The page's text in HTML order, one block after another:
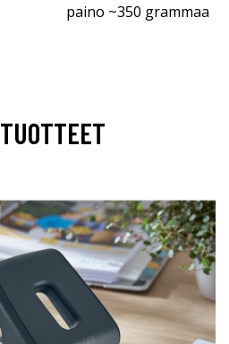
paino ~350 grammaa
TUOTTEET